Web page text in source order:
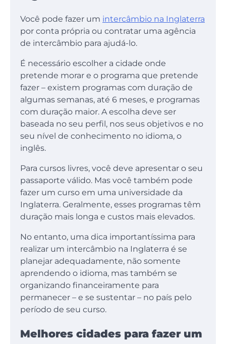
Você pode fazer um intercâmbio na Inglaterra
por conta própria ou contratar uma agência
de intercâmbio para ajudá-lo.
É necessário escolher a cidade onde
pretende morar e o programa que pretende
fazer – existem programas com duração de
algumas semanas, até 6 meses, e programas
com duração maior. A escolha deve ser
baseada no seu perfil, nos seus objetivos e no
seu nível de conhecimento no idioma, o
inglês.
Para cursos livres, você deve apresentar o seu
passaporte válido. Mas você também pode
fazer um curso em uma universidade da
Inglaterra. Geralmente, esses programas têm
duração mais longa e custos mais elevados.
No entanto, uma dica importantíssima para
realizar um intercâmbio na Inglaterra é se
planejar adequadamente, não somente
aprendendo o idioma, mas também se
organizando financeiramente para
permanecer – e se sustentar – no país pelo
período de seu curso.
Melhores cidades para fazer um